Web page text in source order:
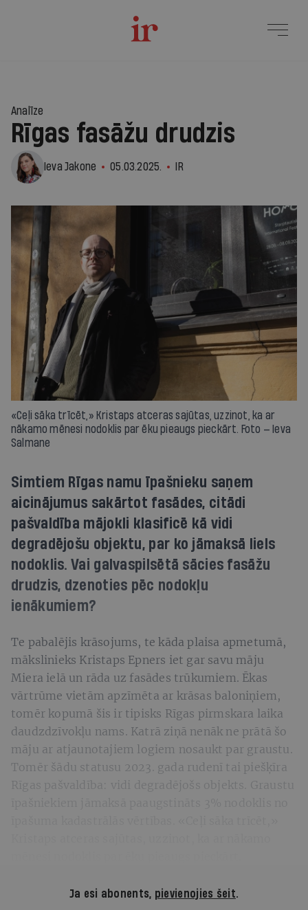
Analīze
Rīgas fasāžu drudzis
Ieva Jakone 05.03.2025. IR
«Ceļi sāka trīcēt,» Kristaps atceras sajūtas, uzzinot, ka ar
nākamo mēnesi nodoklis par ēku pieaugs pieckārt. Foto — Ieva
Salmane
Simtiem Rīgas namu īpašnieku saņem
aicinājumus sakārtot fasādes, citādi
pašvaldība mājokli klasificē kā vidi
degradējošu objektu, par ko jāmaksā liels
nodoklis. Vai galvaspilsētā sācies fasāžu
drudzis, dzenoties pēc nodokļu
ienākumiem?
Te pabalējis krāsojums, te kāda plaisa apmetumā,
mākslinieks Kristaps Epners iet gar savu māju
Miera ielā un rāda uz fasādes trūkumiem. Ēkas
vārtrūme vietām apzīmēta ar krāsas baloniņiem,
tomēr kopumā šis ir tipisks Rīgas pirmskara laika
daudzdzīvokļu nams. Katrā ziņā nenāk ne prātā šo
māju ar atjaunotajiem logiem nosaukt par graustu.
Tomēr šādu statusu 2023. gada rudenī tai piešķīra
Rīgas pašvaldība: vidi degradējošs objekts. Graustu
Ja esi abonents, pievienojies šeit.